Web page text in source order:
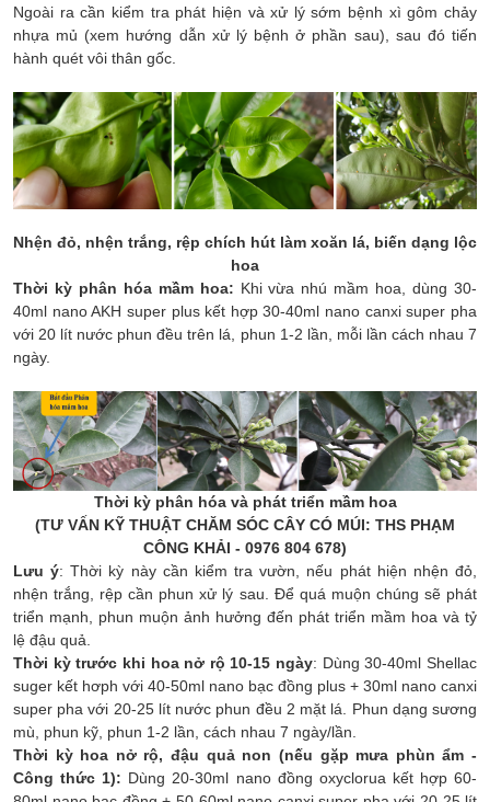
Ngoài ra cần kiểm tra phát hiện và xử lý sớm bệnh xì gôm chảy
nhựa mủ (xem hướng dẫn xử lý bệnh ở phần sau), sau đó tiến
hành quét vôi thân gốc.
Nhện đỏ, nhện trắng, rệp chích hút làm xoăn lá, biến dạng lộc
hoa
Thời kỳ phân hóa mầm hoa: Khi vừa nhú mầm hoa, dùng 30-
40ml nano AKH super plus kết hợp 30-40ml nano canxi super pha
với 20 lít nước phun đều trên lá, phun 1-2 lần, mỗi lần cách nhau 7
ngày.
Thời kỳ phân hóa và phát triển mầm hoa
(TƯ VẤN KỸ THUẬT CHĂM SÓC CÂY CÓ MÚI: THS PHẠM
CÔNG KHẢI - 0976 804 678)
Lưu ý: Thời kỳ này cần kiểm tra vườn, nếu phát hiện nhện đỏ,
nhện trắng, rệp cần phun xử lý sau. Để quá muộn chúng sẽ phát
triển mạnh, phun muộn ảnh hưởng đến phát triển mầm hoa và tỷ
lệ đậu quả.
Thời kỳ trước khi hoa nở rộ 10-15 ngày: Dùng 30-40ml Shellac
suger kết hơph với 40-50ml nano bạc đồng plus + 30ml nano canxi
super pha với 20-25 lít nước phun đều 2 mặt lá. Phun dạng sương
mù, phun kỹ, phun 1-2 lần, cách nhau 7 ngày/lần.
Thời kỳ hoa nở rộ, đậu quả non (nếu gặp mưa phùn ẩm -
Công thức 1): Dùng 20-30ml nano đồng oxyclorua kết hợp 60-